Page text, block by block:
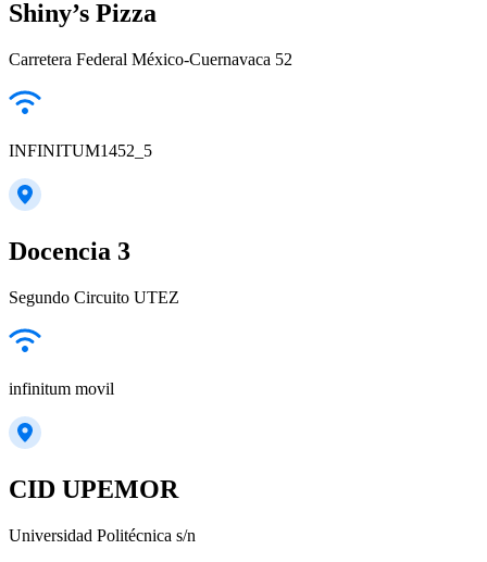
Shiny’s Pizza
Carretera Federal México-Cuernavaca 52
INFINITUM1452_5
Docencia 3
Segundo Circuito UTEZ
infinitum movil
CID UPEMOR
Universidad Politécnica s/n